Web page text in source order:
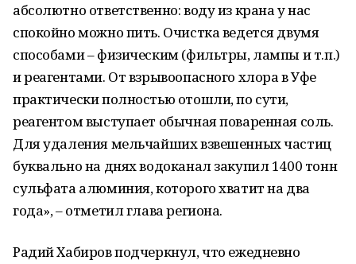
абсолютно ответственно: воду из крана у нас
спокойно можно пить. Очистка ведется двумя
способами – физическим (фильтры, лампы и т.п.)
и реагентами. От взрывоопасного хлора в Уфе
практически полностью отошли, по сути,
реагентом выступает обычная поваренная соль.
Для удаления мельчайших взвешенных частиц
буквально на днях водоканал закупил 1400 тонн
сульфата алюминия, которого хватит на два
года», – отметил глава региона.
Радий Хабиров подчеркнул, что ежедневно